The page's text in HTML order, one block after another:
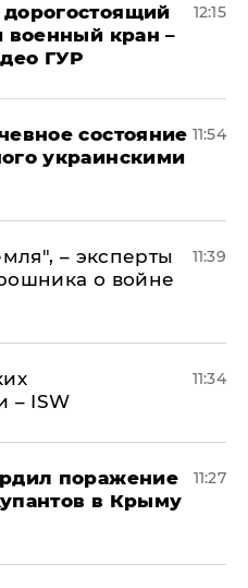
кран –
ГУР
12:15
состояние
украинскими
11:54
– эксперты
о войне
11:39
– ISW
11:34
поражение
в Крыму
11:27